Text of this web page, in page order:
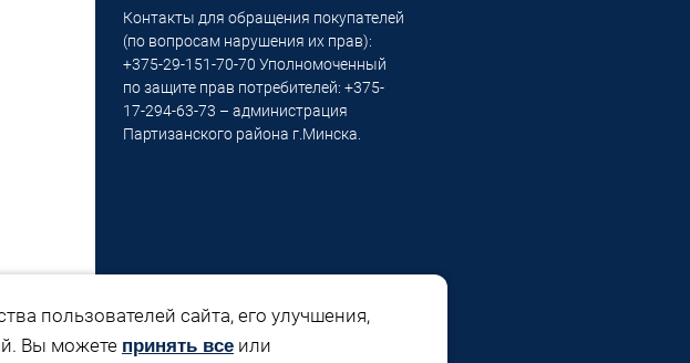
Контакты для обращения покупателей
(по вопросам нарушения их прав):
+375-29-151-70-70 Уполномоченный
по защите прав потребителей: +375-
17-294-63-73 – администрация
Партизанского района г.Минска.
пользователей сайта, его улучшения,
Вы можете принять все или